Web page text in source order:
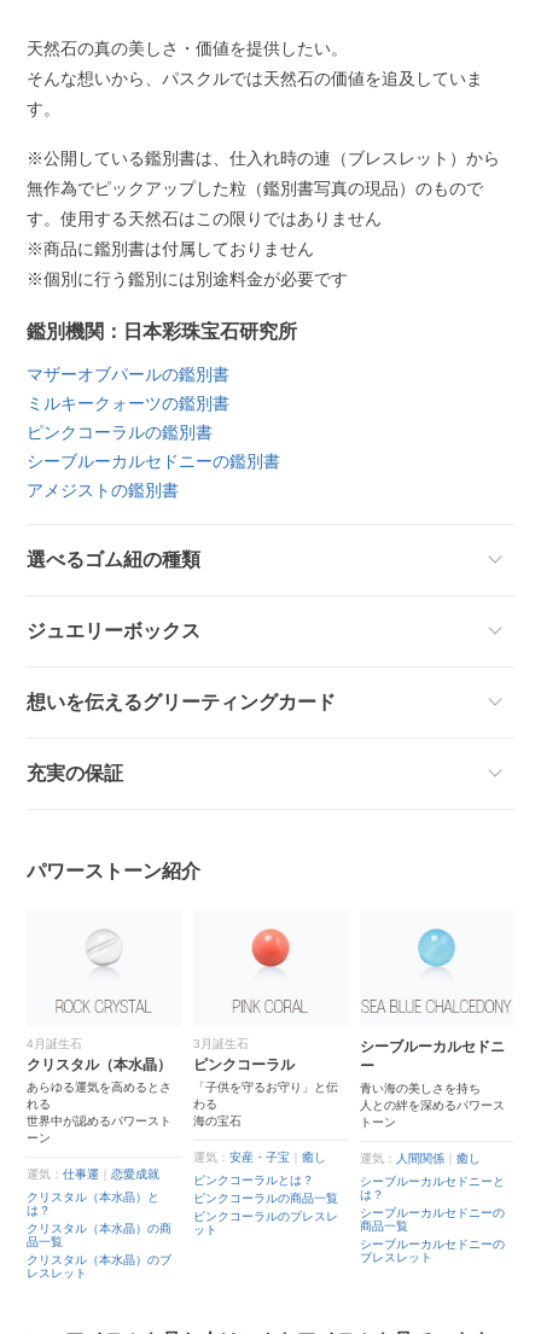
天然石の真の美しさ・価値を提供したい。
そんな想いから、パスクルでは天然石の価値を追及していま
す。
※公開している鑑別書は、仕入れ時の連（ブレスレット）から
無作為でピックアップした粒（鑑別書写真の現品）のもので
す。使用する天然石はこの限りではありません
※商品に鑑別書は付属しておりません
※個別に行う鑑別には別途料金が必要です
鑑別機関：日本彩珠宝石研究所
マザーオブパールの鑑別書
ミルキークォーツの鑑別書
ピンクコーラルの鑑別書
シーブルーカルセドニーの鑑別書
アメジストの鑑別書
選べるゴム紐の種類
ジュエリーボックス
想いを伝えるグリーティングカード
充実の保証
パワーストーン紹介
4月誕生石
クリスタル（本水晶）
あらゆる運気を高めるとさ
れる
世界中が認めるパワースト
ーン
運気：仕事運 ｜恋愛成就
クリスタル（本水晶）と
は？
クリスタル（本水晶）の商
品一覧
クリスタル（本水晶）のブ
レスレット
3月誕生石
ピンクコーラル
「子供を守るお守り」と伝
わる
海の宝石
運気： 安産・子宝
癒し
ピンクコーラルとは？
ピンクコーラルの商品一覧
ピンクコーラルのブレスレ
ット
シーブルーカルセドニ
ー
青い海の美しさを持ち
人との絆を深めるパワース
トーン
運気： 人間関係｜ 癒し
シーブルーカルセドニーと
は？
シーブルーカルセドニーの
商品一覧
シーブルーカルセドニーの
ブレスレット